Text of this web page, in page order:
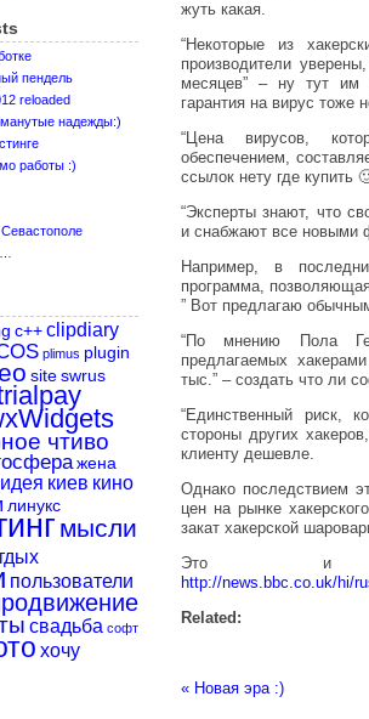
пендель
reloaded
надежды:)
работы :)
c++ clipdiary
plimus plugin
site swrus
чтиво
жена
идея киев кино
линукс
мысли
пользователи
свадьба софт
хочу
жуть какая.
“Некоторые из
производители
месяцев” – ну тут им
гарантия на вирус тоже
“Цена вирусов,
обеспечением,
ссылок нету где купить
“Эксперты знают, что
и снабжают все новыми
Например, в
программа,
” Вот предлагаю
“По мнению Пола
предлагаемых
тыс.” – создать что ли
“Единственный риск,
стороны других
клиенту дешевле.
Однако последствием
цен на рынке
закат хакерской
Это и
http://news.bbc.co.uk/hi/
Related:
« Новая эра :)